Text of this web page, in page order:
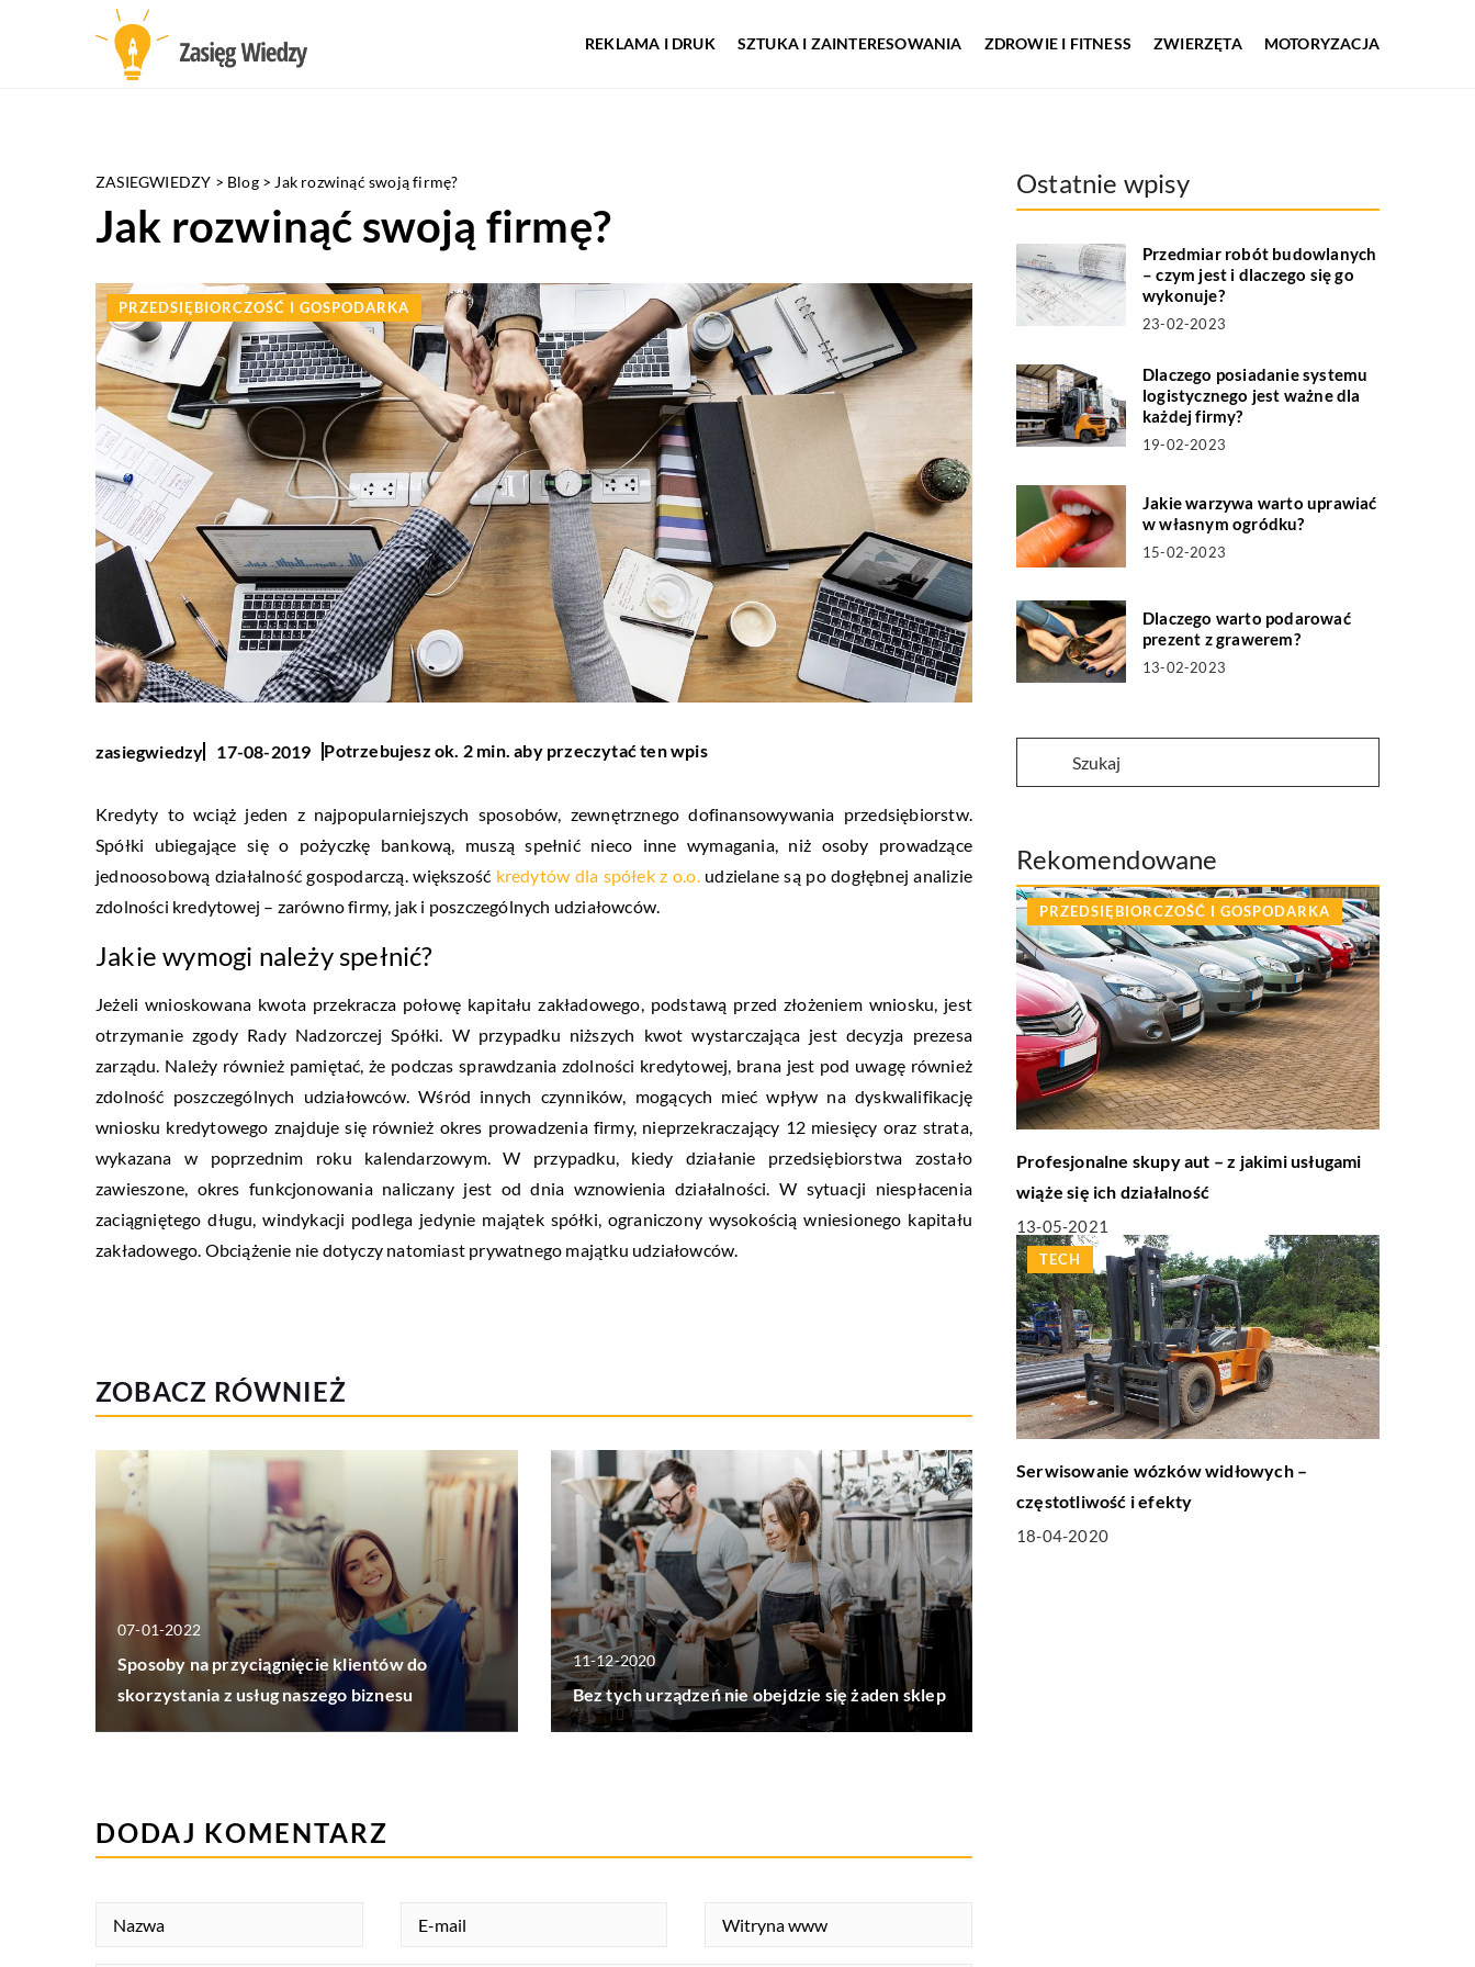
REKLAMA I DRUK SZTUKA I ZAINTERESOWANIA ZDROWIE I FITNESS ZWIERZĘTA MOTORYZACJA
ZASIEGWIEDZY > Blog> Jak rozwinąć swoją firmę?
Jak rozwinąć swoją firmę?
PRZEDSIĘBIORCZOŚĆ I GOSPODARKA
zasiegwiedzy 17-08-2019 Potrzebujesz ok. 2 min. aby przeczytać ten wpis
Kredyty to wciąż jeden z najpopularniejszych sposobów, zewnętrznego dofinansowywania przedsiębiorstw.
Spółki ubiegające się o pożyczkę bankową, muszą spełnić nieco inne wymagania, niż osoby prowadzące
jednoosobową działalność gospodarczą. większość kredytów dla spółek z o.o.udzielane są po dogłębnej analizie
zdolności kredytowej – zarówno firmy, jak i poszczególnych udziałowców.
Jakie wymogi należy spełnić?
Jeżeli wnioskowana kwota przekracza połowę kapitału zakładowego, podstawą przed złożeniem wniosku, jest
otrzymanie zgody Rady Nadzorczej Spółki. W przypadku niższych kwot wystarczająca jest decyzja prezesa
zarządu. Należy również pamiętać, że podczas sprawdzania zdolności kredytowej, brana jest pod uwagę również
zdolność poszczególnych udziałowców. Wśród innych czynników, mogących mieć wpływ na dyskwalifikację
wniosku kredytowego znajduje się również okres prowadzenia firmy, nieprzekraczający 12 miesięcy oraz strata,
wykazana w poprzednim roku kalendarzowym. W przypadku, kiedy działanie przedsiębiorstwa zostało
zawieszone, okres funkcjonowania naliczany jest od dnia wznowienia działalności. W sytuacji niespłacenia
zaciągniętego długu, windykacji podlega jedynie majątek spółki, ograniczony wysokością wniesionego kapitału
zakładowego. Obciążenie nie dotyczy natomiast prywatnego majątku udziałowców.
ZOBACZ RÓWNIEŻ
07-01-2022
Sposoby na przyciągnięcie klientów do
skorzystania z usług naszego biznesu
11-12-2020
Bez tych urządzeń nie obejdzie się żaden sklep
Ostatnie wpisy
Przedmiar robót budowlanych
– czym jest i dlaczego się go
wykonuje?
23-02-2023
Dlaczego posiadanie systemu
logistycznego jest ważne dla
każdej firmy?
19-02-2023
Jakie warzywa warto uprawiać
w własnym ogródku?
15-02-2023
Dlaczego warto podarować
prezent z grawerem?
13-02-2023
Rekomendowane
PRZEDSIĘBIORCZOŚĆ I GOSPODARKA
Profesjonalne skupy aut – z jakimi usługami
wiąże się ich działalność
13-05-2021
TECH
Serwisowanie wózków widłowych –
częstotliwość i efekty
18-04-2020
DODAJ KOMENTARZ